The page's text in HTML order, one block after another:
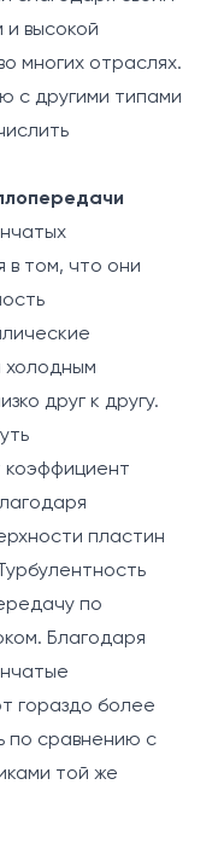
и высокой
многих отраслях.
с другими типами
в том, что они
холодным
друг к другу.
коэффициент
пластин
по
Благодаря
гораздо более
по сравнению с
той же